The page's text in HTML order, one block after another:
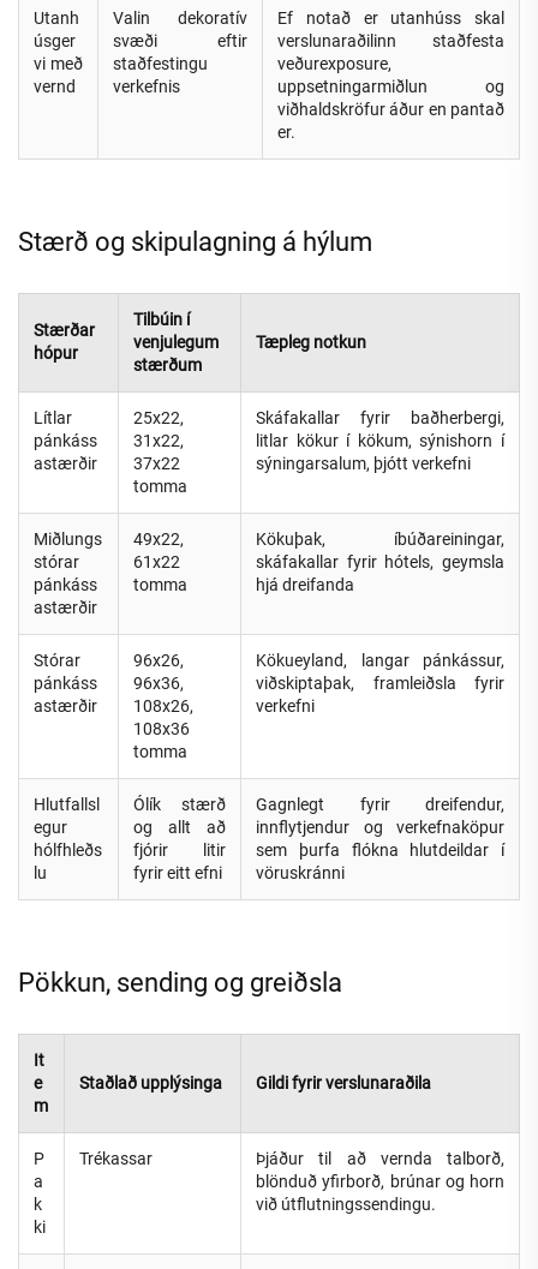
Utanh
úsger
vi með
vernd
Valin dekoratív
svæði eftir
staðfestingu
verkefnis
Ef notað er utanhúss skal
verslunaraðilinn staðfesta
veðurexposure,
uppsetningarmiðlun og
viðhaldskröfur áður en pantað
er.
Stærð og skipulagning á hýlum
Stærðar
hópur
Tilbúin í
venjulegum
stærðum
Tæpleg notkun
Lítlar
pánkáss
astærðir
25x22,
31x22,
37x22
tomma
Skáfakallar fyrir baðherbergi,
litlar kökur í kökum, sýnishorn í
sýningarsalum, þjótt verkefni
Miðlungs
stórar
pánkáss
astærðir
49x22,
61x22
tomma
Kökuþak, íbúðareiningar,
skáfakallar fyrir hótels, geymsla
hjá dreifanda
Stórar
pánkáss
astærðir
96x26,
96x36,
108x26,
108x36
tomma
Kökueyland, langar pánkássur,
viðskiptaþak, framleiðsla fyrir
verkefni
Hlutfallsl
egur
hólfhleðs
lu
Ólík stærð
og allt að
fjórir litir
fyrir eitt efni
Gagnlegt fyrir dreifendur,
innflytjendur og verkefnaköpur
sem þurfa flókna hlutdeildar í
vöruskránni
Pökkun, sending og greiðsla
It
e
m
Staðlað upplýsinga Gildi fyrir verslunaraðila
P
a
k
ki
Trékassar
Þjáður til að vernda talborð,
blönduð yfirborð, brúnar og horn
við útflutningssendingu.